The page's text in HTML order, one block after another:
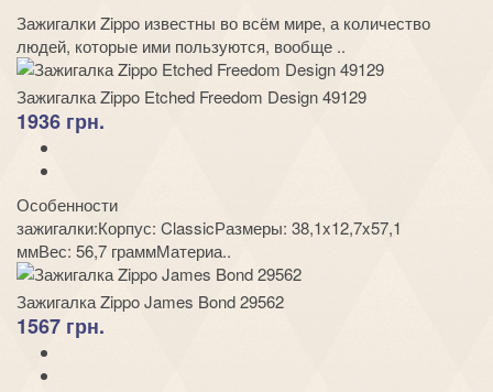
Зажигалки Zippo известны во всём мире, а количество
людей, которые ими пользуются, вообще ..
Зажигалка Zippo Etched Freedom Design 49129
1936 грн.
Особенности
зажигалки:Корпус: ClassicРазмеры: 38,1x12,7x57,1
ммВес: 56,7 граммМатериа..
Зажигалка Zippo James Bond 29562
1567 грн.